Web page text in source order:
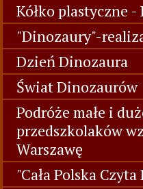
Kółko plastyczne -
"Dinozaury"-
Dzień Dinozaura
Świat Dinozaurów
Podróże małe i
przedszkolaków
Warszawę
"Cała Polska